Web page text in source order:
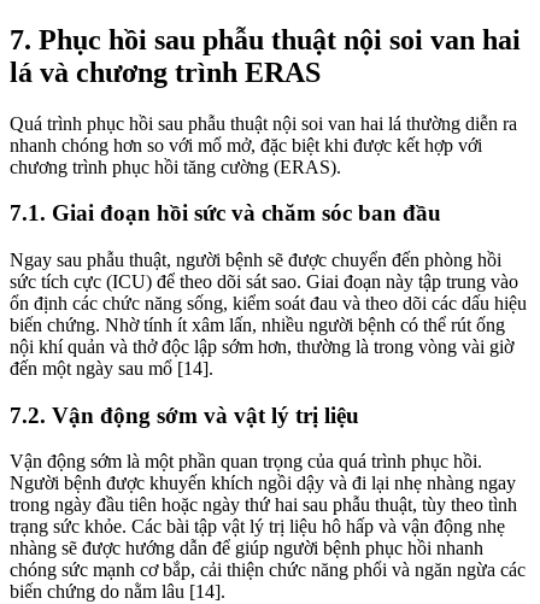
7. Phục hồi sau phẫu thuật nội soi van hai
lá và chương trình ERAS
Quá trình phục hồi sau phẫu thuật nội soi van hai lá thường diễn ra
nhanh chóng hơn so với mổ mở, đặc biệt khi được kết hợp với
chương trình phục hồi tăng cường (ERAS).
7.1. Giai đoạn hồi sức và chăm sóc ban đầu
Ngay sau phẫu thuật, người bệnh sẽ được chuyển đến phòng hồi
sức tích cực (ICU) để theo dõi sát sao. Giai đoạn này tập trung vào
ổn định các chức năng sống, kiểm soát đau và theo dõi các dấu hiệu
biến chứng. Nhờ tính ít xâm lấn, nhiều người bệnh có thể rút ống
nội khí quản và thở độc lập sớm hơn, thường là trong vòng vài giờ
đến một ngày sau mổ [14].
7.2. Vận động sớm và vật lý trị liệu
Vận động sớm là một phần quan trọng của quá trình phục hồi.
Người bệnh được khuyến khích ngồi dậy và đi lại nhẹ nhàng ngay
trong ngày đầu tiên hoặc ngày thứ hai sau phẫu thuật, tùy theo tình
trạng sức khỏe. Các bài tập vật lý trị liệu hô hấp và vận động nhẹ
nhàng sẽ được hướng dẫn để giúp người bệnh phục hồi nhanh
chóng sức mạnh cơ bắp, cải thiện chức năng phổi và ngăn ngừa các
biến chứng do nằm lâu [14].